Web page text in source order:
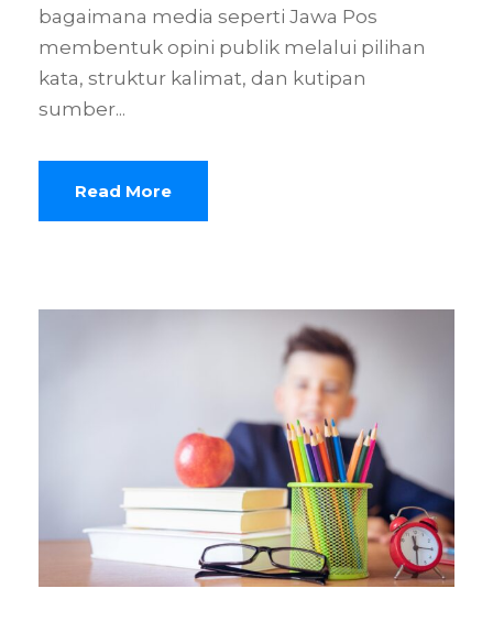
bagaimana media seperti Jawa Pos
membentuk opini publik melalui pilihan
kata, struktur kalimat, dan kutipan
sumber...
Read More